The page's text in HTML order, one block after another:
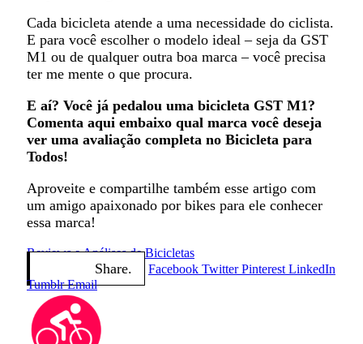
Cada bicicleta atende a uma necessidade do ciclista.
E para você escolher o modelo ideal – seja da GST
M1 ou de qualquer outra boa marca – você precisa
ter me mente o que procura.
E aí? Você já pedalou uma bicicleta GST M1?
Comenta aqui embaixo qual marca você deseja
ver uma avaliação completa no Bicicleta para
Todos!
Aproveite e compartilhe também esse artigo com
um amigo apaixonado por bikes para ele conhecer
essa marca!
Reviews e Análises de Bicicletas
Share. Facebook Twitter Pinterest LinkedIn
Tumblr Email